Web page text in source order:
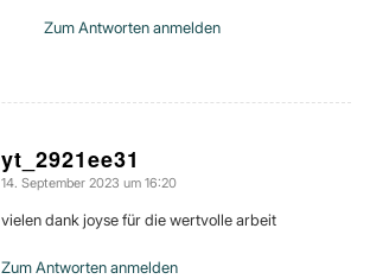
Zum Antworten anmelden
yt_2921ee31
sagte:
14. September 2023 um 16:20
vielen dank joyse für die wertvolle arbeit
Zum Antworten anmelden